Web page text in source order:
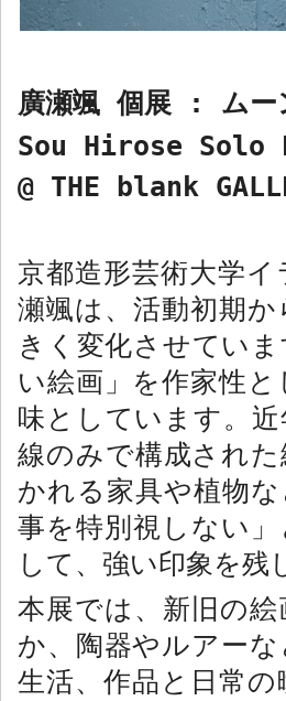
廣瀬颯 個展 : ムー
Sou Hirose
@ THE blank
京都造形芸術大学
瀬颯は、活動初期
きく変化させてい
い絵画」を作家性
味としています。
線のみで構成され
かれる家具や植物
事を特別視しない
して、強い印象を残
本展では、新旧の
か、陶器やルアー
生活、作品と日常